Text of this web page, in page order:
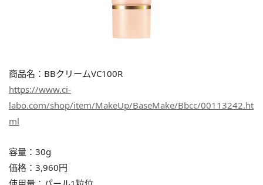
商品名：BBクリームVC100R
https://www.ci-
labo.com/shop/item/MakeUp/BaseMake/Bbcc/00113242.ht
ml
容量：30g
価格：3,960円